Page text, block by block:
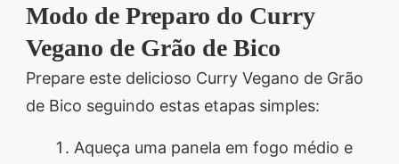
Modo de Preparo do Curry
Vegano de Grão de Bico
Prepare este delicioso Curry Vegano de Grão
de Bico seguindo estas etapas simples:
Aqueça uma panela em fogo médio e